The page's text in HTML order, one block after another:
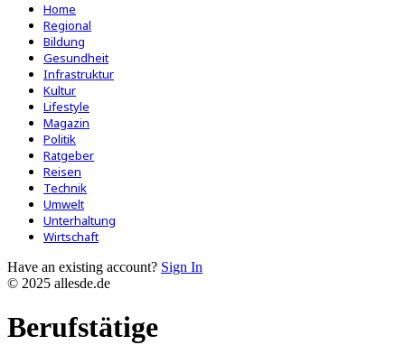
Home
Regional
Bildung
Gesundheit
Infrastruktur
Kultur
Lifestyle
Magazin
Politik
Ratgeber
Reisen
Technik
Umwelt
Unterhaltung
Wirtschaft
Have an existing account? Sign In
© 2025 allesde.de
Berufstätige